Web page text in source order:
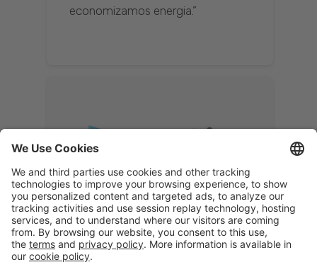
economizamos energia.”
Memphis
Eduardo Ribeiro